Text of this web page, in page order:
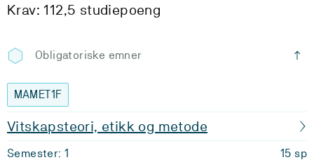
Krav: 112,5 studiepoeng
Obligatoriske emner
MAMET1F
Vitskapsteori, etikk og metode
Semester: 1 15 sp